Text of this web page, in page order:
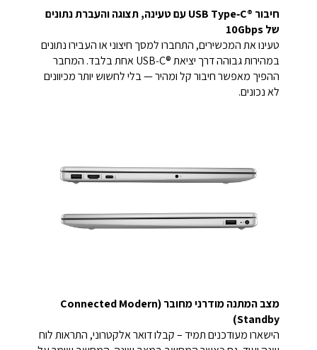
חיבור USB Type‑C®‎ עם טעינה, תצוגה והעברת נתונים
של 10Gbps
טעינו את המכשירים, התחברו למסך חיצוני או העבירו נתונים
במהירות גבוהה דרך יציאת USB‑C®‎ אחת בלבד. המחבר
ההפיך מאפשר חיבור קל ומהיר — בלי לחשוש יותר מכיוונים
לא נכונים.
מצב המתנה מודרני מחובר (Connected Modern
Standby)
הישארו מעודכנים תמיד – קבלו דואר אלקטרוני, התראות לוח